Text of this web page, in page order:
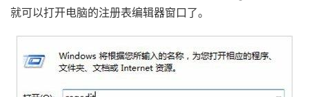
就可以打开电脑的注册表编辑器窗口了。